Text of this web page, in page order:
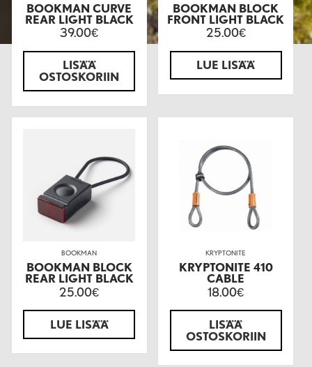
BOOKMAN CURVE
REAR LIGHT BLACK
39.00€
LISÄÄ
OSTOSKORIIN
BOOKMAN BLOCK
FRONT LIGHT BLACK
25.00€
LUE LISÄÄ
BOOKMAN
BOOKMAN BLOCK
REAR LIGHT BLACK
25.00€
LUE LISÄÄ
KRYPTONITE
KRYPTONITE 410
CABLE
18.00€
LISÄÄ
OSTOSKORIIN